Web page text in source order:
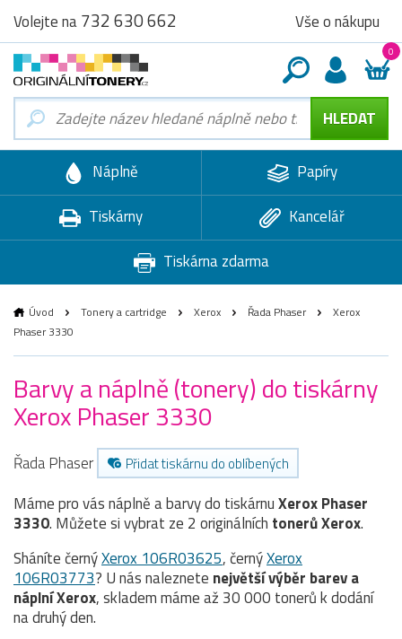
Volejte na732 630 662 Vše o nákupu
0
Náplně
Papíry
Tiskárny
Kancelář
Tiskárna zdarma
Úvod Tonery a cartridge Xerox Řada Phaser
Xerox
Phaser 3330
Barvy a náplně (tonery) do tiskárny
Xerox Phaser 3330
Řada Phaser Přidat tiskárnu do oblíbených
Máme pro vás náplně a barvy do tiskárnuXerox Phaser
3330. Můžete si vybrat ze 2 originálních tonerůXerox.
Sháníte černýXerox 106R03625, černýXerox
106R03773? U nás naleznete největší výběr barev a
náplní Xerox, skladem máme až 30 000 tonerů k dodání
na druhý den.